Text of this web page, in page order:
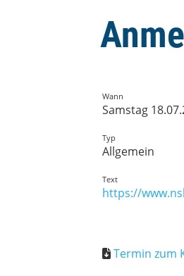
Wann
Samstag
Typ
Allgemein
Text
https://
Termin zum